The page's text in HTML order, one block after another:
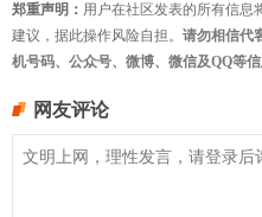
郑重声明： 用户在社区发表的所有信息
建议，据此操作风险自担。 请勿相信代
机号码、公众号、微博、微信及QQ等
网友评论